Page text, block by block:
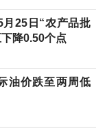
25日“农产品批
降0.50个点
油价跌至两周低